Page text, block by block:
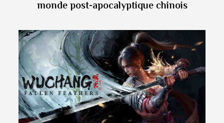
monde post-apocalyptique chinois